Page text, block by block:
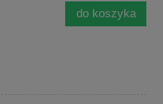
do koszyka